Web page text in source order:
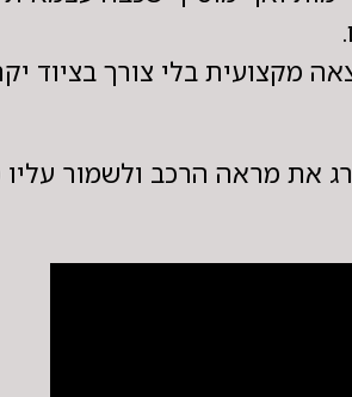
את מראה הרכב ולשמור עליו